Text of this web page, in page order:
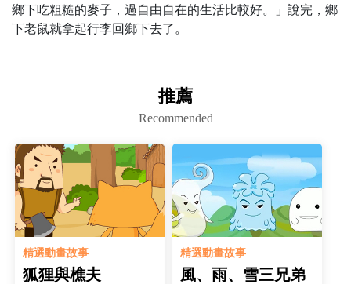
鄉下吃粗糙的麥子，過自由自在的生活比較好。」說完，鄉
推薦
Recommended
精選動畫故事
狐狸與樵夫
精選動畫故事
風、雨、雪三兄弟